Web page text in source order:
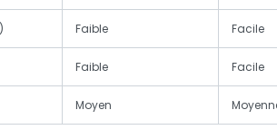
Faible Facile
Faible Facile
Moyen